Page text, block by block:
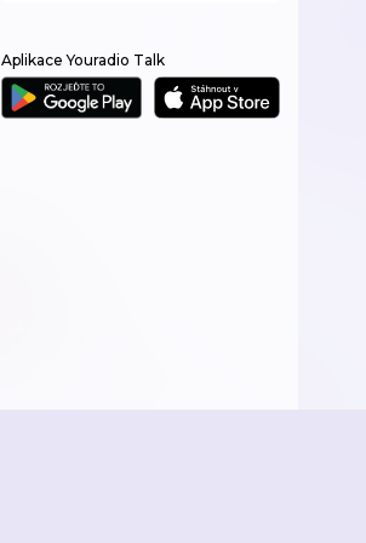
Aplikace Youradio Talk